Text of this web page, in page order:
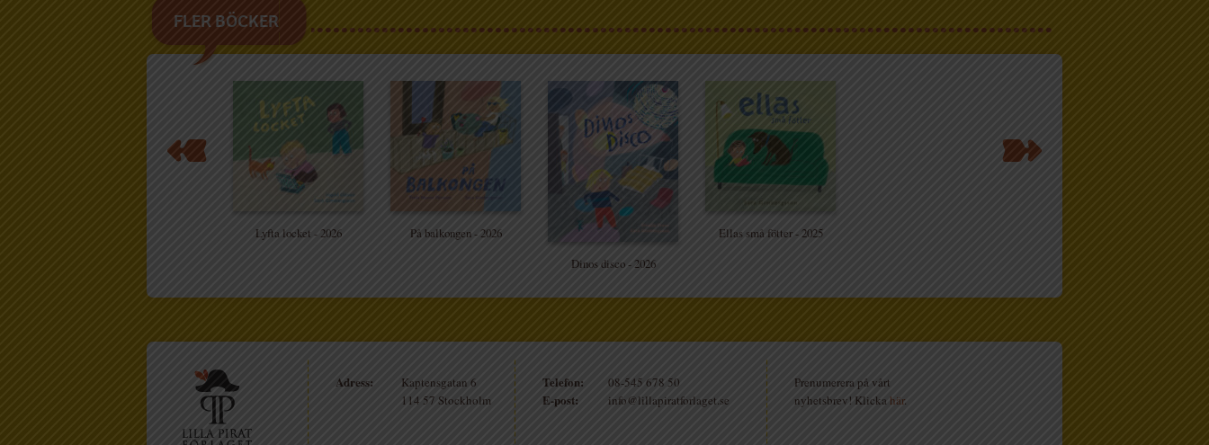
FLER BÖCKER
Lyfta locket - 2026
På balkongen - 2026
Dinos disco - 2026
Ellas små fötter - 2025
Adress:
Kaptensgatan 6
114 57 Stockholm
Telefon: 08-545 678 50
E-post: info@lillapiratforlaget.se
Prenumerera på vårt
nyhetsbrev! Klickahär.